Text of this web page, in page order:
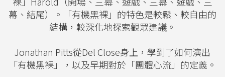
幕、結尾）。「有機黑裸」的特色是較鬆、較自由的
結構，較深化地探索觀眾建議。
Jonathan Pitts從Del Close身上，學到了如何演出
「有機黑裸」，以及早期對於「團體心流」的定義。